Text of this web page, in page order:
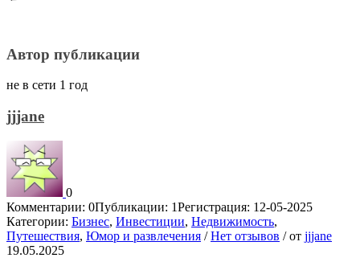
Автор публикации
не в сети 1 год
jjjane
0
Комментарии: 0Публикации: 1Регистрация: 12-05-2025
Категории: Бизнес, Инвестиции, Недвижимость,
Путешествия, Юмор и развлечения / Нет отзывов /от jjjane
19.05.2025